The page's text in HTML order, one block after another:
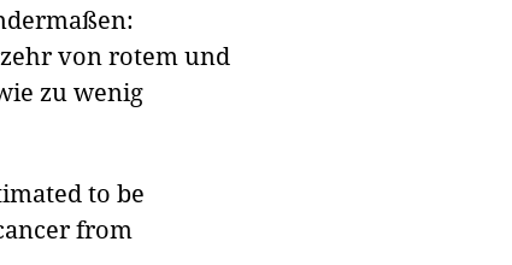
von rotem und
zu wenig
to be
from